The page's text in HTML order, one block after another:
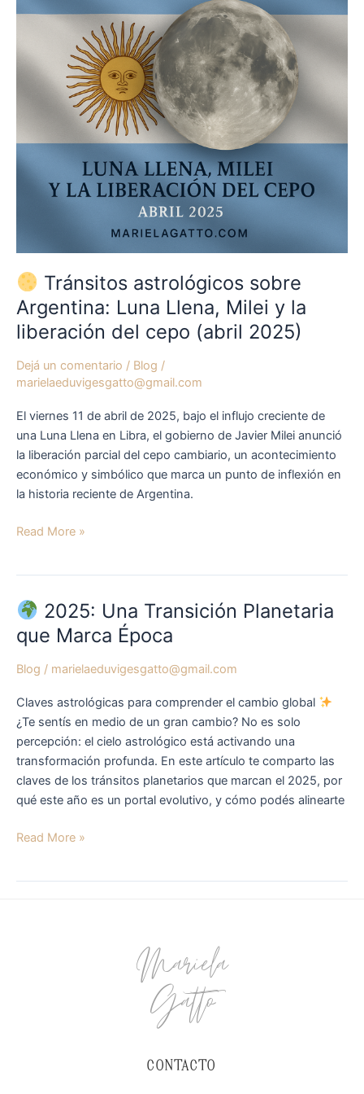
Tránsitos astrológicos sobre
Argentina: Luna Llena, Milei y la
liberación del cepo (abril 2025)
Dejá un comentario / Blog /
marielaeduvigesgatto@gmail.com
El viernes 11 de abril de 2025, bajo el influjo creciente de
una Luna Llena en Libra, el gobierno de Javier Milei anunció
la liberación parcial del cepo cambiario, un acontecimiento
económico y simbólico que marca un punto de inflexión en
la historia reciente de Argentina.
Milei
del
cepo
Read More »
2025: Una Transición Planetaria
que Marca Época
Blog / marielaeduvigesgatto@gmail.com
Claves astrológicas para comprender el cambio global
¿Te sentís en medio de un gran cambio? No es solo
percepción: el cielo astrológico está activando una
transformación profunda. En este artículo te comparto las
claves de los tránsitos planetarios que marcan el 2025, por
qué este año es un portal evolutivo, y cómo podés alinearte
Una
Transición
que
Marca
Época
Read More »
Mariela
Gatto
CONTACTO